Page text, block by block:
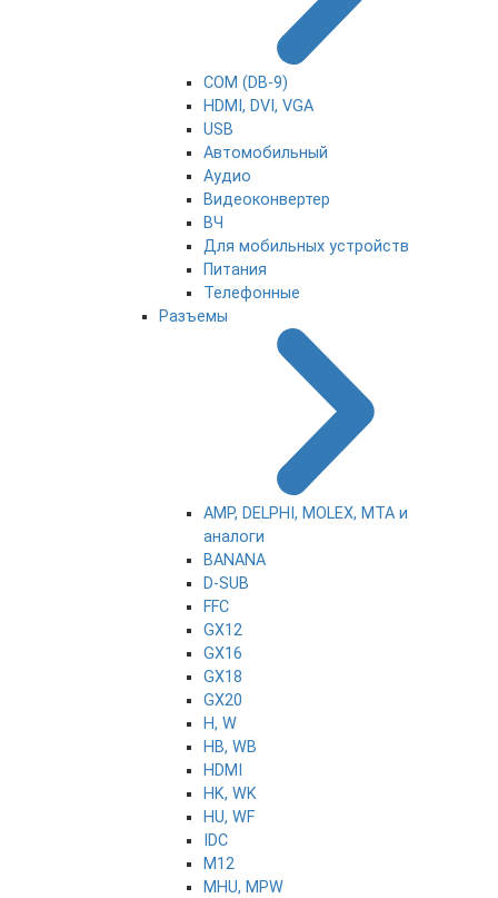
COM (DB-9)
HDMI, DVI, VGA
USB
Автомобильный
Аудио
Видеоконвертер
ВЧ
Для мобильных устройств
Питания
Телефонные
Разъемы
AMP, DELPHI, MOLEX, MTA и
аналоги
BANANA
D-SUB
FFC
GX12
GX16
GX18
GX20
H, W
HB, WB
HDMI
HK, WK
HU, WF
IDC
M12
MHU, MPW